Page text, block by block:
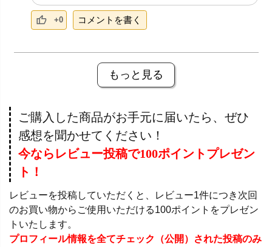
+0 コメントを書く
もっと見る
ご購入した商品がお手元に届いたら、ぜひ
感想を聞かせてください！
今ならレビュー投稿で100ポイントプレゼン
ト！
レビューを投稿していただくと、レビュー1件につき次回
のお買い物からご使用いただける100ポイントをプレゼン
トいたします。
プロフィール情報を全てチェック（公開）された投稿のみ